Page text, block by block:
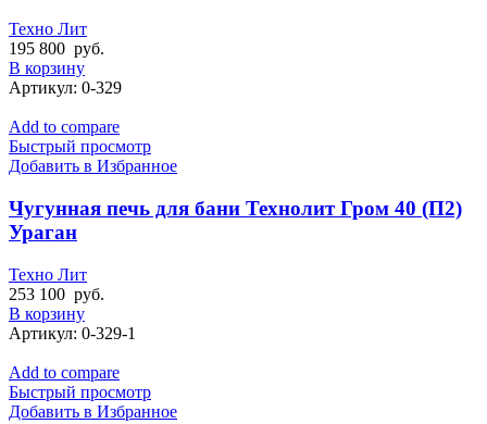
Техно Лит
195 800 руб.
В корзину
Артикул: 0-329
Add to compare
Быстрый просмотр
Добавить в Избранное
Чугунная печь для бани Технолит Гром 40 (П2)
Ураган
Техно Лит
253 100 руб.
В корзину
Артикул: 0-329-1
Add to compare
Быстрый просмотр
Добавить в Избранное